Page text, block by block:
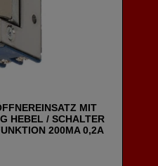
MIT
HEBEL / SCHALTER
200MA 0,2A